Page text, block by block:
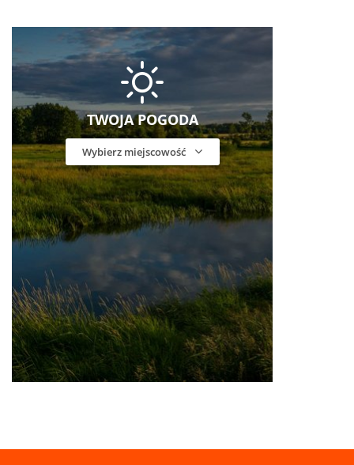
TWOJA POGODA
Wybierz miejscowość